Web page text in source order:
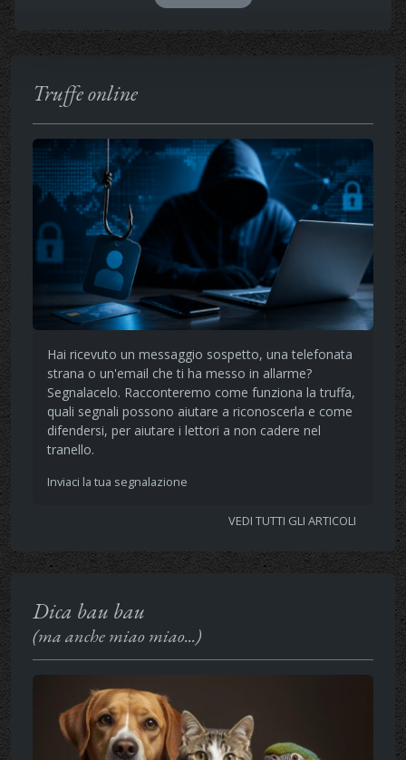
Truffe online
Hai ricevuto un messaggio sospetto, una telefonata
strana o un'email che ti ha messo in allarme?
Segnalacelo. Racconteremo come funziona la truffa,
quali segnali possono aiutare a riconoscerla e come
difendersi, per aiutare i lettori a non cadere nel
tranello.
Inviaci la tua segnalazione
VEDI TUTTI GLI ARTICOLI
Dica bau bau
(ma anche miao miao...)